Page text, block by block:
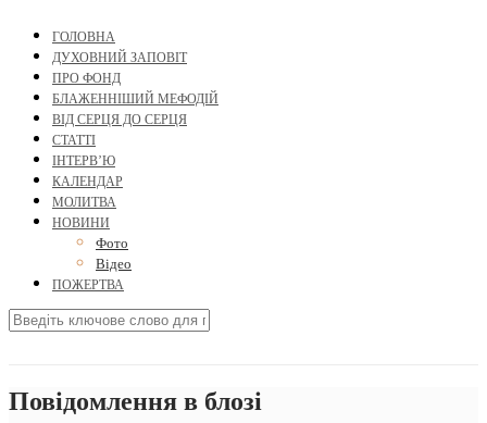
ГОЛОВНА
ДУХОВНИЙ ЗАПОВІТ
ПРО ФОНД
БЛАЖЕННІШИЙ МЕФОДІЙ
ВІД СЕРЦЯ ДО СЕРЦЯ
СТАТТІ
ІНТЕРВ’Ю
КАЛЕНДАР
МОЛИТВА
НОВИНИ
Фото
Відео
ПОЖЕРТВА
Повідомлення в блозі